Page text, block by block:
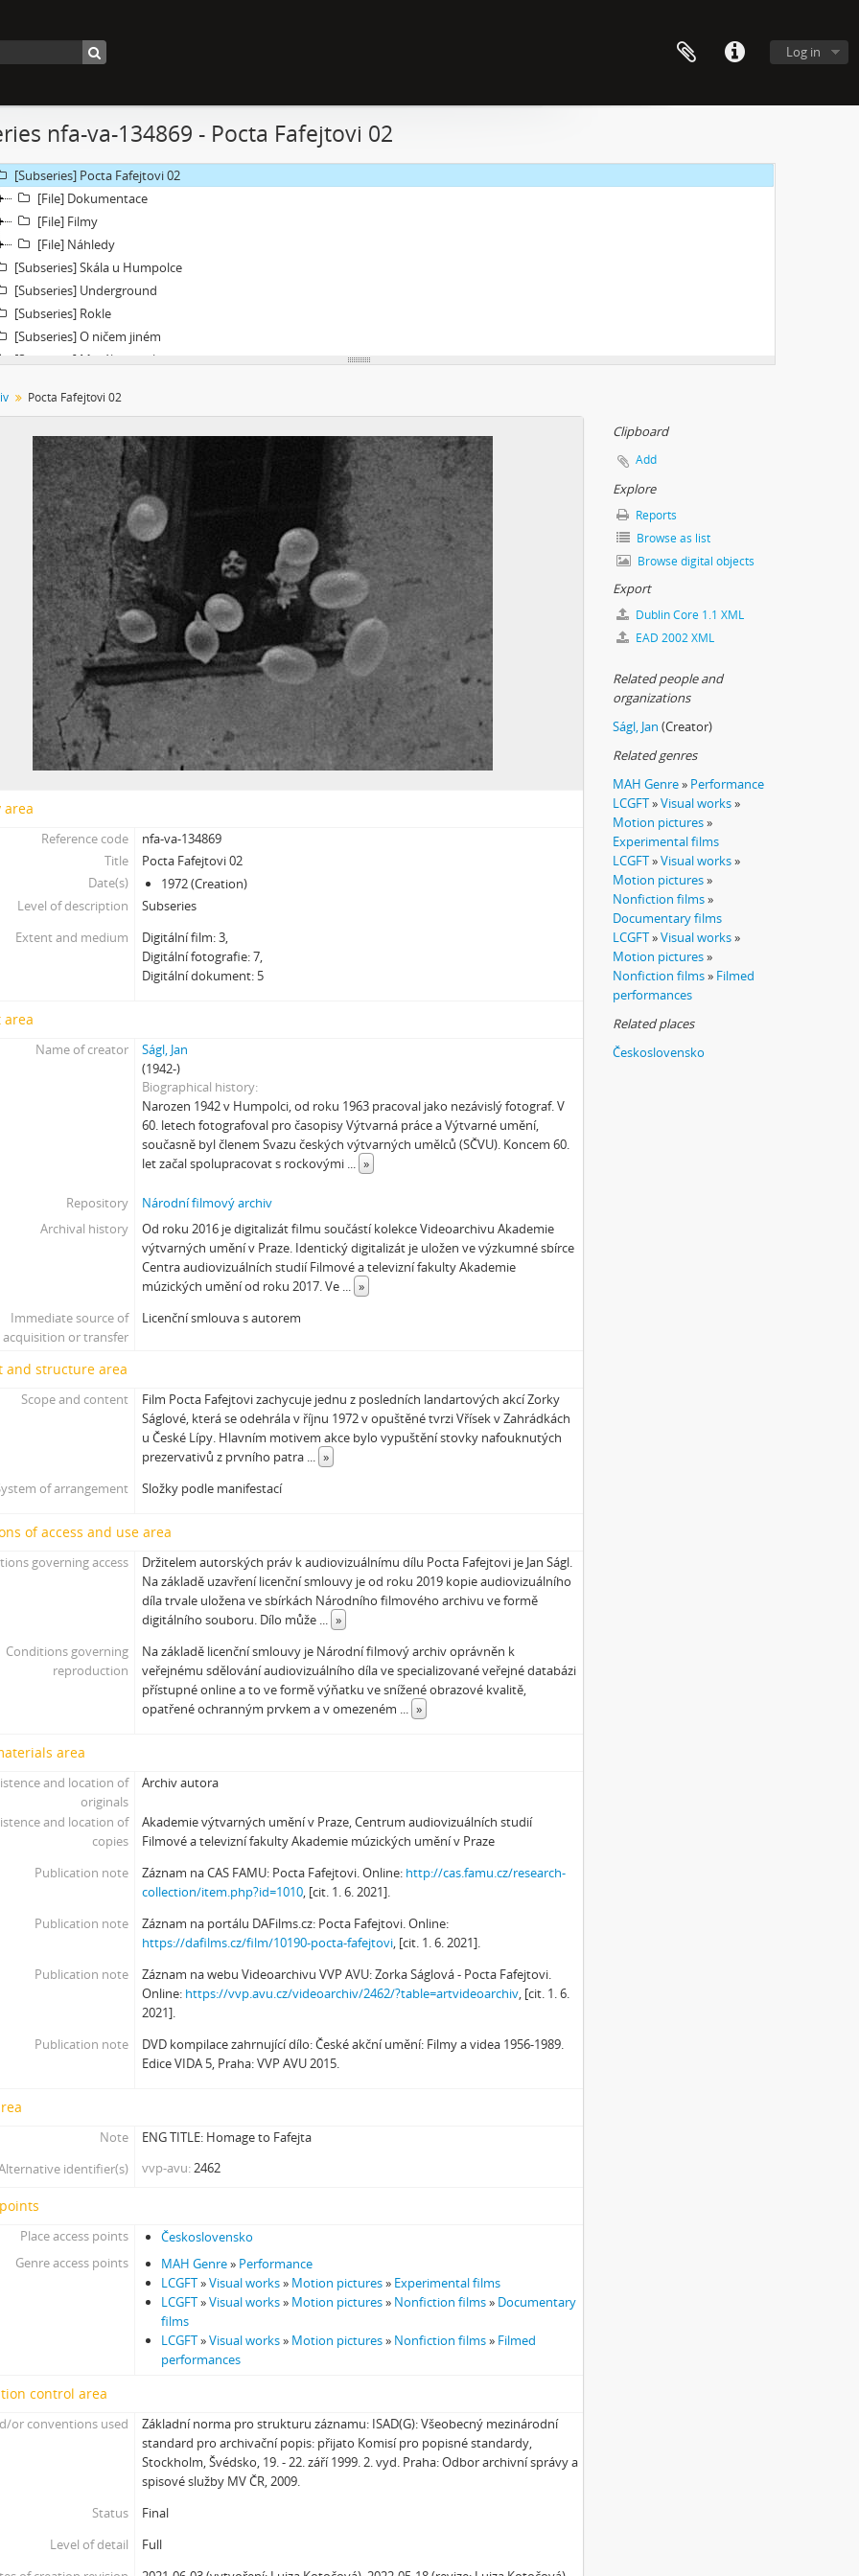
Log in
nfa-va-134869 - Pocta Fafejtovi 02
[Subseries] Molo a vlak
[Subseries] ARCO – Aneb český videoart proniká do světa
[Subseries] Talk & Twerk
[Subseries] Tanec na ruinách muzea
[Subseries] Pocta Fafejtovi 02
[File] Dokumentace
[File] Filmy
[File] Náhledy
[Subseries] Skála u Humpolce
[Subseries] Underground
[Subseries] Rokle
[Subseries] O ničem jiném
[Subseries] Motýl v tunelu
[Subseries] Moře v zrcadle
[Subseries] Prohnutá dlažba
[Subseries] Už nikdy tenhle balvan
[Subseries] Hranice – otázka bez odpovědi
[Subseries] Můj osobní „nekonečný“ vektor
[Subseries] Metrofilm
[Subseries] Neznámý zůstal neznámý
[Subseries] Zmenšil jsem průměr Země
[Subseries] Rituální vražda pitomého úsměvu
[Subseries] Jako z filmu
[Subseries] En plein air 2
[Subseries] Echo–Vocis Imago
[Subseries] Malinko nakouknout
[Subseries] Polobozi
[Subseries] Prut
[Subseries] Už šedesát let je mi třicet
[Subseries] Zurich
[Subseries] Rozhovor se Sylvií Plath
[Subseries] Jdi pryč. Vrať se
[Subseries] Krabicování
[Subseries] Měření
[Subseries] Sáčkování
[Subseries] Vystěhování. Nastěhování
[Subseries] It's Buildable
[Subseries] Cesta do školy
[Subseries] Sběratel – Detail
[Subseries] Polednice
[Subseries] 13. revír
[Subseries] Po stopách krve
[Subseries] Spejbl a Hurvínek
[Subseries] 16 Sketches of Dialogue
[Subseries] Air
[Subseries] Air – Znělka
[Subseries] Interno
[Subseries] Erosynta I
[Subseries] Pohádka pro šílence
[Subseries] Chewing Gum
[Subseries] Tihle – Sociální situace: pět svázaných mužů
[Subseries] Viděno vzduchem
[Subseries] Krása
[Subseries] 6 snů z hrnečku
[Subseries] Pohybovadlo
[Subseries] Náš očistec
[Subseries] MHD – Bus
[Subseries] Cesta
[Subseries] Der kleine Blonde und sein roter Koffer
[Subseries] Miss Krimi
[Subseries] Vteřina za vteřinou
[Subseries] Obrázky
[Subseries] Grátis punč
[Subseries] Naše okrasné zahrádky – Unsere Gärten
[Subseries] Našla v lese
[Subseries] Karamel je cukr, co už se neuzdraví
[Subseries] Konec jedince
[Subseries] Turista
[Subseries] Dům daleko
[Subseries] Suchá u Nejdku
[Subseries] Wilsonova svatba
[Subseries] Zkušebna v Argentinské
[Subseries] Hanibalova svatba
[Subseries] Klukovice, Bondy
[Subseries] Psychodrama
[Subseries] Braunův betlém
[Subseries] Javorovým dolem
[Subseries] Image Maker
[Subseries] Možná
[Subseries] 28 stotín Synagógy
Pocta Fafejtovi 02
area
Reference code
nfa-va-134869
Title
Pocta Fafejtovi 02
Date(s)
1972 (Creation)
Level of description
Subseries
Extent and medium
Digitální film: 3,
Digitální fotografie: 7,
Digitální dokument: 5
area
Name of creator
Ságl, Jan
(1942-)
Biographical history
Narozen 1942 v Humpolci, od roku 1963 pracoval jako nezávislý fotograf. V
60. letech fotografoval pro časopisy Výtvarná práce a Výtvarné umění,
současně byl členem Svazu českých výtvarných umělců (SČVU). Koncem 60.
let začal spolupracovat s rockovými ... »
Repository
Národní filmový archiv
Archival history
Od roku 2016 je digitalizát filmu součástí kolekce Videoarchivu Akademie
výtvarných umění v Praze. Identický digitalizát je uložen ve výzkumné sbírce
Centra audiovizuálních studií Filmové a televizní fakulty Akademie
múzických umění od roku 2017. Ve ... »
Immediate source of
acquisition or transfer
Licenční smlouva s autorem
and structure area
Scope and content
Film Pocta Fafejtovi zachycuje jednu z posledních landartových akcí Zorky
Ságlové, která se odehrála v říjnu 1972 v opuštěné tvrzi Vřísek v Zahrádkách
u České Lípy. Hlavním motivem akce bylo vypuštění stovky nafouknutých
prezervativů z prvního patra ... »
of arrangement
Složky podle manifestací
of access and use area
governing access
Držitelem autorských práv k audiovizuálnímu dílu Pocta Fafejtovi je Jan Ságl.
Na základě uzavření licenční smlouvy je od roku 2019 kopie audiovizuálního
díla trvale uložena ve sbírkách Národního filmového archivu ve formě
digitálního souboru. Dílo může ... »
Conditions governing
reproduction
Na základě licenční smlouvy je Národní filmový archiv oprávněn k
veřejnému sdělování audiovizuálního díla ve specializované veřejné databázi
přístupné online a to ve formě výňatku ve snížené obrazové kvalitě,
opatřené ochranným prvkem a v omezeném ... »
area
and location of
originals
Archiv autora
and location of
copies
Akademie výtvarných umění v Praze, Centrum audiovizuálních studií
Filmové a televizní fakulty Akademie múzických umění v Praze
Publication note
Záznam na CAS FAMU: Pocta Fafejtovi. Online: http://cas.famu.cz/research-
collection/item.php?id=1010, [cit. 1. 6. 2021].
Publication note
Záznam na portálu DAFilms.cz: Pocta Fafejtovi. Online:
https://dafilms.cz/film/10190-pocta-fafejtovi, [cit. 1. 6. 2021].
Publication note
Záznam na webu Videoarchivu VVP AVU: Zorka Ságlová - Pocta Fafejtovi.
Online: https://vvp.avu.cz/videoarchiv/2462/?table=artvideoarchiv, [cit. 1. 6.
2021].
Publication note
DVD kompilace zahrnující dílo: České akční umění: Filmy a videa 1956-1989.
Edice VIDA 5, Praha: VVP AVU 2015.
Note
ENG TITLE: Homage to Fafejta
identifier(s)
vvp-avu 2462
Place access points
Československo
Genre access points
MAH Genre» Performance
LCGFT»Visual works» Motion pictures» Experimental films
LCGFT»Visual works» Motion pictures» Nonfiction films» Documentary
films
LCGFT»Visual works» Motion pictures» Nonfiction films» Filmed
performances
control area
or conventions used
Základní norma pro strukturu záznamu: ISAD(G): Všeobecný mezinárodní
standard pro archivační popis: přijato Komisí pro popisné standardy,
Stockholm, Švédsko, 19. - 22. září 1999. 2. vyd. Praha: Odbor archivní správy a
spisové služby MV ČR, 2009.
Status
Final
Level of detail
Full
Clipboard
Add
Explore
Reports
Browse as list
Browse digital objects
Export
Dublin Core 1.1 XML
EAD 2002 XML
Related people and
organizations
Ságl, Jan (Creator)
Related genres
MAH Genre» Performance
LCGFT»Visual works»
Motion pictures»
Experimental films
LCGFT»Visual works»
Motion pictures»
Nonfiction films»
Documentary films
LCGFT»Visual works»
Motion pictures»
Nonfiction films» Filmed
performances
Related places
Československo